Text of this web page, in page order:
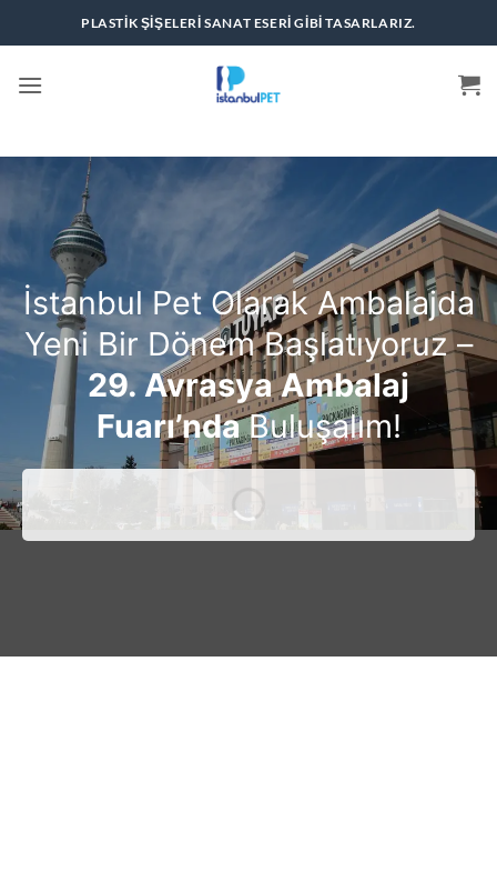
atla
PLASTIK ŞIŞELERI SANAT ESERI GIBI TASARLARIZ.
İstanbul Pet Olarak Ambalajda
Yeni Bir Dönem Başlatıyoruz –
29. Avrasya Ambalaj
Fuarı’ndaBuluşalım!